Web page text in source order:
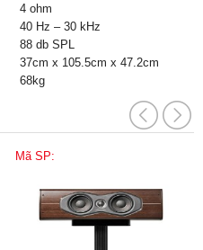
4 ohm
40 Hz – 30 kHz
88 db SPL
37cm x 105.5cm x 47.2cm
68kg
Mã SP: